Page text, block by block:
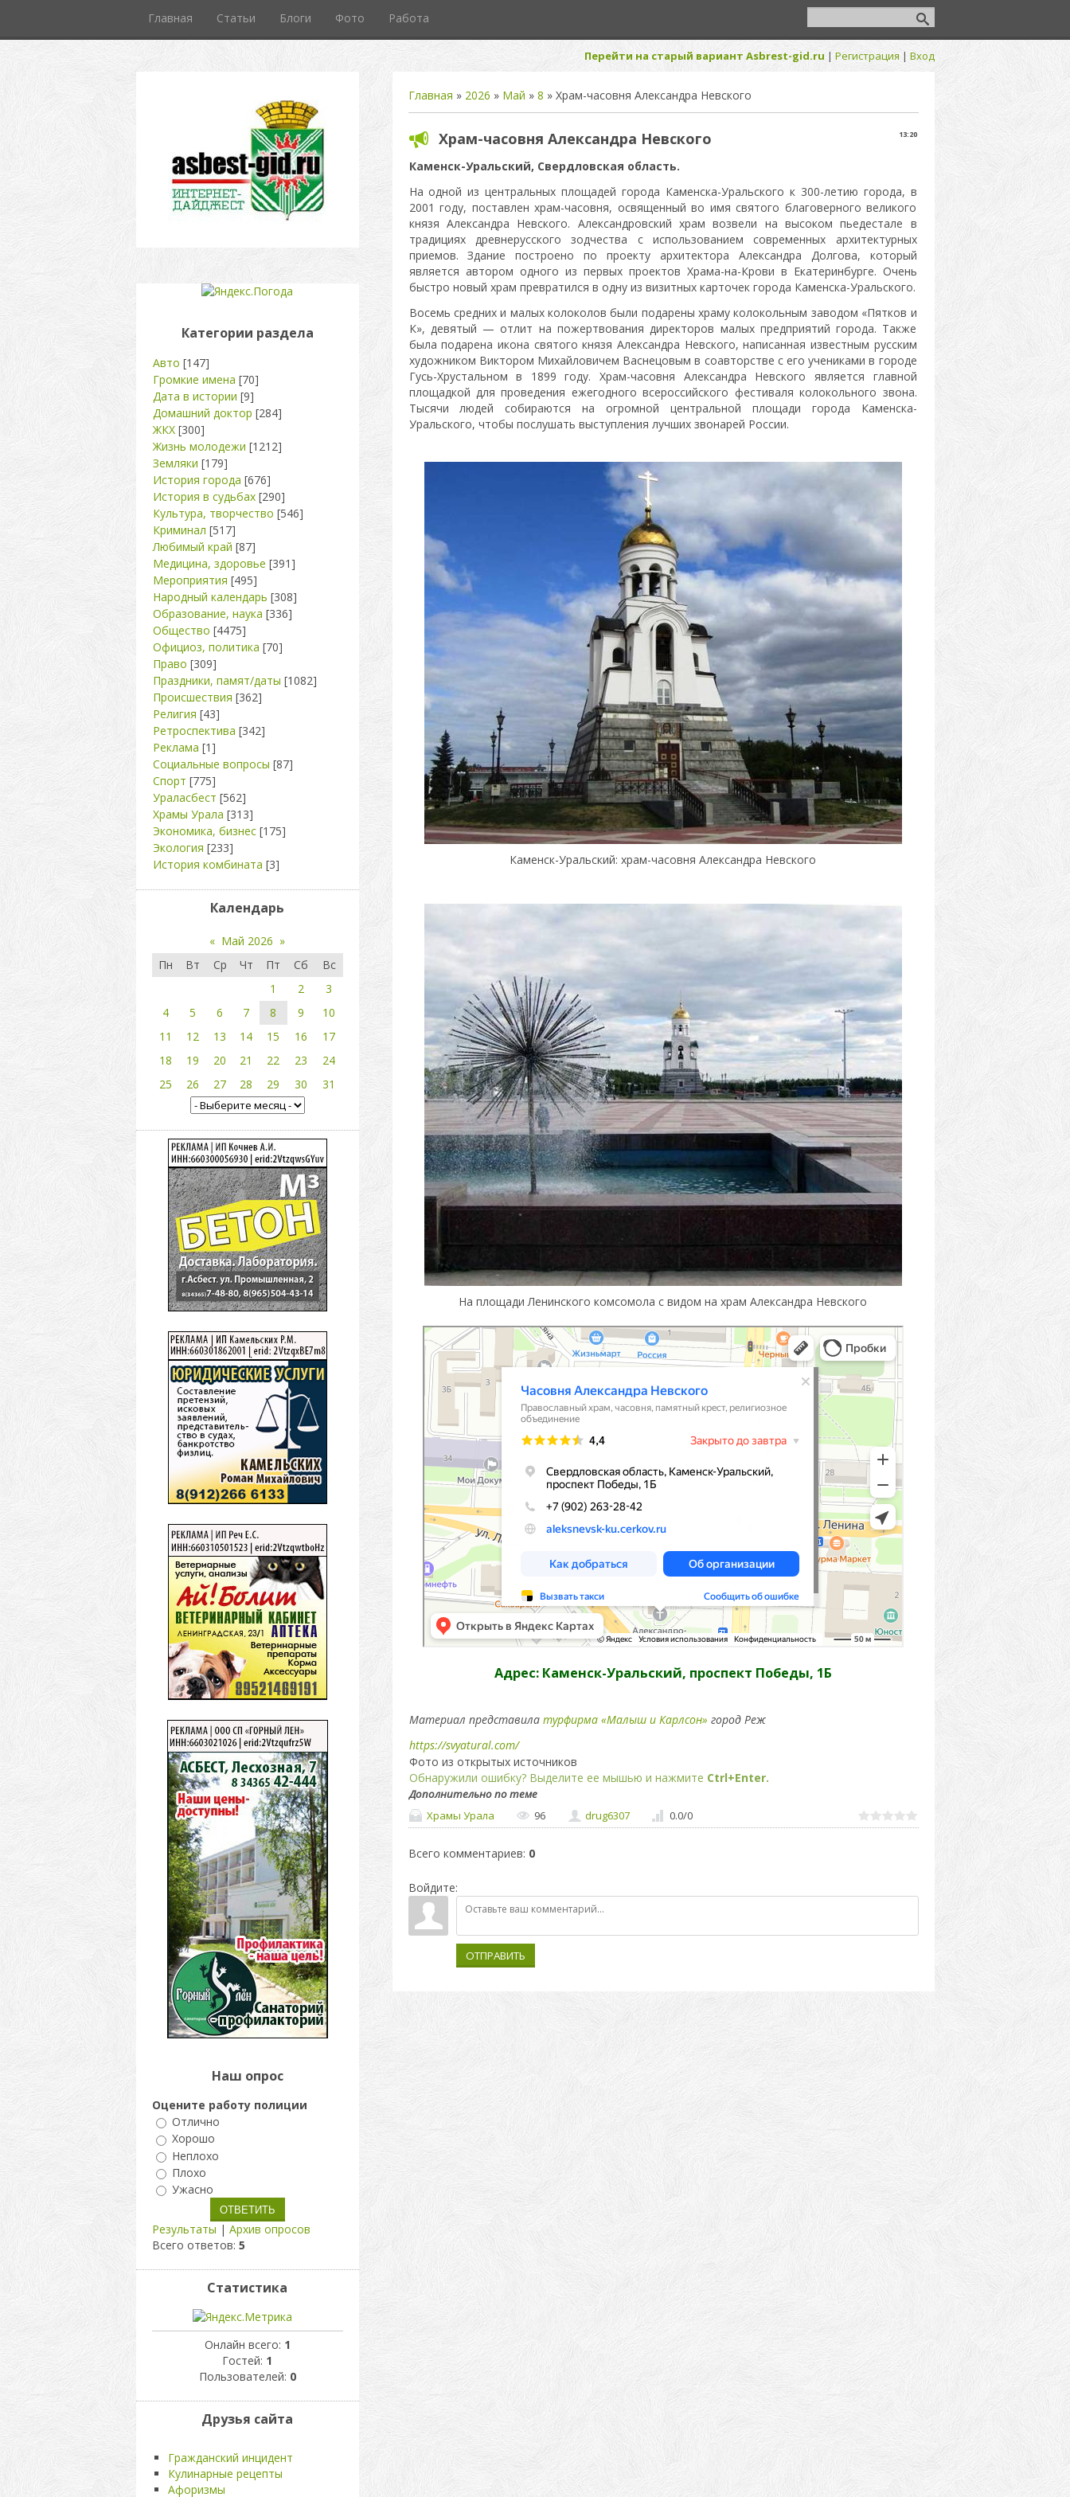
Главная Статьи Блоги Фото Работа
Перейти на старый вариант Asbrest-gid.ru | Регистрация | Вход
Главная » 2026 » Май » 8 » Храм-часовня Александра Невского
13:20
Храм-часовня Александра Невского
Каменск-Уральский, Свердловская область.
На одной из центральных площадей города Каменска-Уральского к 300-летию города, в
2001 году, поставлен храм-часовня, освященный во имя святого благоверного великого
князя Александра Невского. Александровский храм возвели на высоком пьедестале в
традициях древнерусского зодчества с использованием современных архитектурных
приемов. Здание построено по проекту архитектора Александра Долгова, который
является автором одного из первых проектов Храма-на-Крови в Екатеринбурге. Очень
быстро новый храм превратился в одну из визитных карточек города Каменска-Уральского.
Восемь средних и малых колоколов были подарены храму колокольным заводом «Пятков и
К», девятый — отлит на пожертвования директоров малых предприятий города. Также
была подарена икона святого князя Александра Невского, написанная известным русским
художником Виктором Михайловичем Васнецовым в соавторстве с его учениками в городе
Гусь-Хрустальном в 1899 году. Храм-часовня Александра Невского является главной
площадкой для проведения ежегодного всероссийского фестиваля колокольного звона.
Тысячи людей собираются на огромной центральной площади города Каменска-
Уральского, чтобы послушать выступления лучших звонарей России.
Каменск-Уральский: храм-часовня Александра Невского
На площади Ленинского комсомола с видом на храм Александра Невского
Адрес: Каменск-Уральский, проспект Победы, 1Б
Материал представила турфирма «Малыш и Карлсон» город Реж
https://svyatural.com/
Фото из открытых источников
Обнаружили ошибку? Выделите ее мышью и нажмите Ctrl+Enter.
Дополнительно по теме
Храмы Урала
96 drug6307 0.0/0
Всего комментариев: 0
Войдите:
ОТПРАВИТЬ
Категории раздела
Авто [147]
Громкие имена [70]
Дата в истории [9]
Домашний доктор [284]
ЖКХ [300]
Жизнь молодежи [1212]
Земляки [179]
История города [676]
История в судьбах [290]
Культура, творчество [546]
Криминал [517]
Любимый край [87]
Медицина, здоровье [391]
Мероприятия [495]
Народный календарь [308]
Образование, наука [336]
Общество [4475]
Официоз, политика [70]
Право [309]
Праздники, памят/даты [1082]
Происшествия [362]
Религия [43]
Ретроспектива [342]
Реклама [1]
Социальные вопросы [87]
Спорт [775]
Ураласбест [562]
Храмы Урала [313]
Экономика, бизнес [175]
Экология [233]
История комбината [3]
Календарь
« Май 2026 »
Пн
Вт Ср Чт Пт Сб
Вс
1
2
3
4
5 6 7 8 9
10
11
12 13 14 15 16
17
18
19 20 21 22 23
24
25
26 27 28 29 30 31
Наш опрос
Оцените работу полиции
Отлично
Хорошо
Неплохо
Плохо
Ужасно
Результаты | Архив опросов
Всего ответов: 5
Статистика
Онлайн всего: 1
Гостей: 1
Пользователей: 0
Друзья сайта
Гражданский инцидент
Кулинарные рецепты
Афоризмы